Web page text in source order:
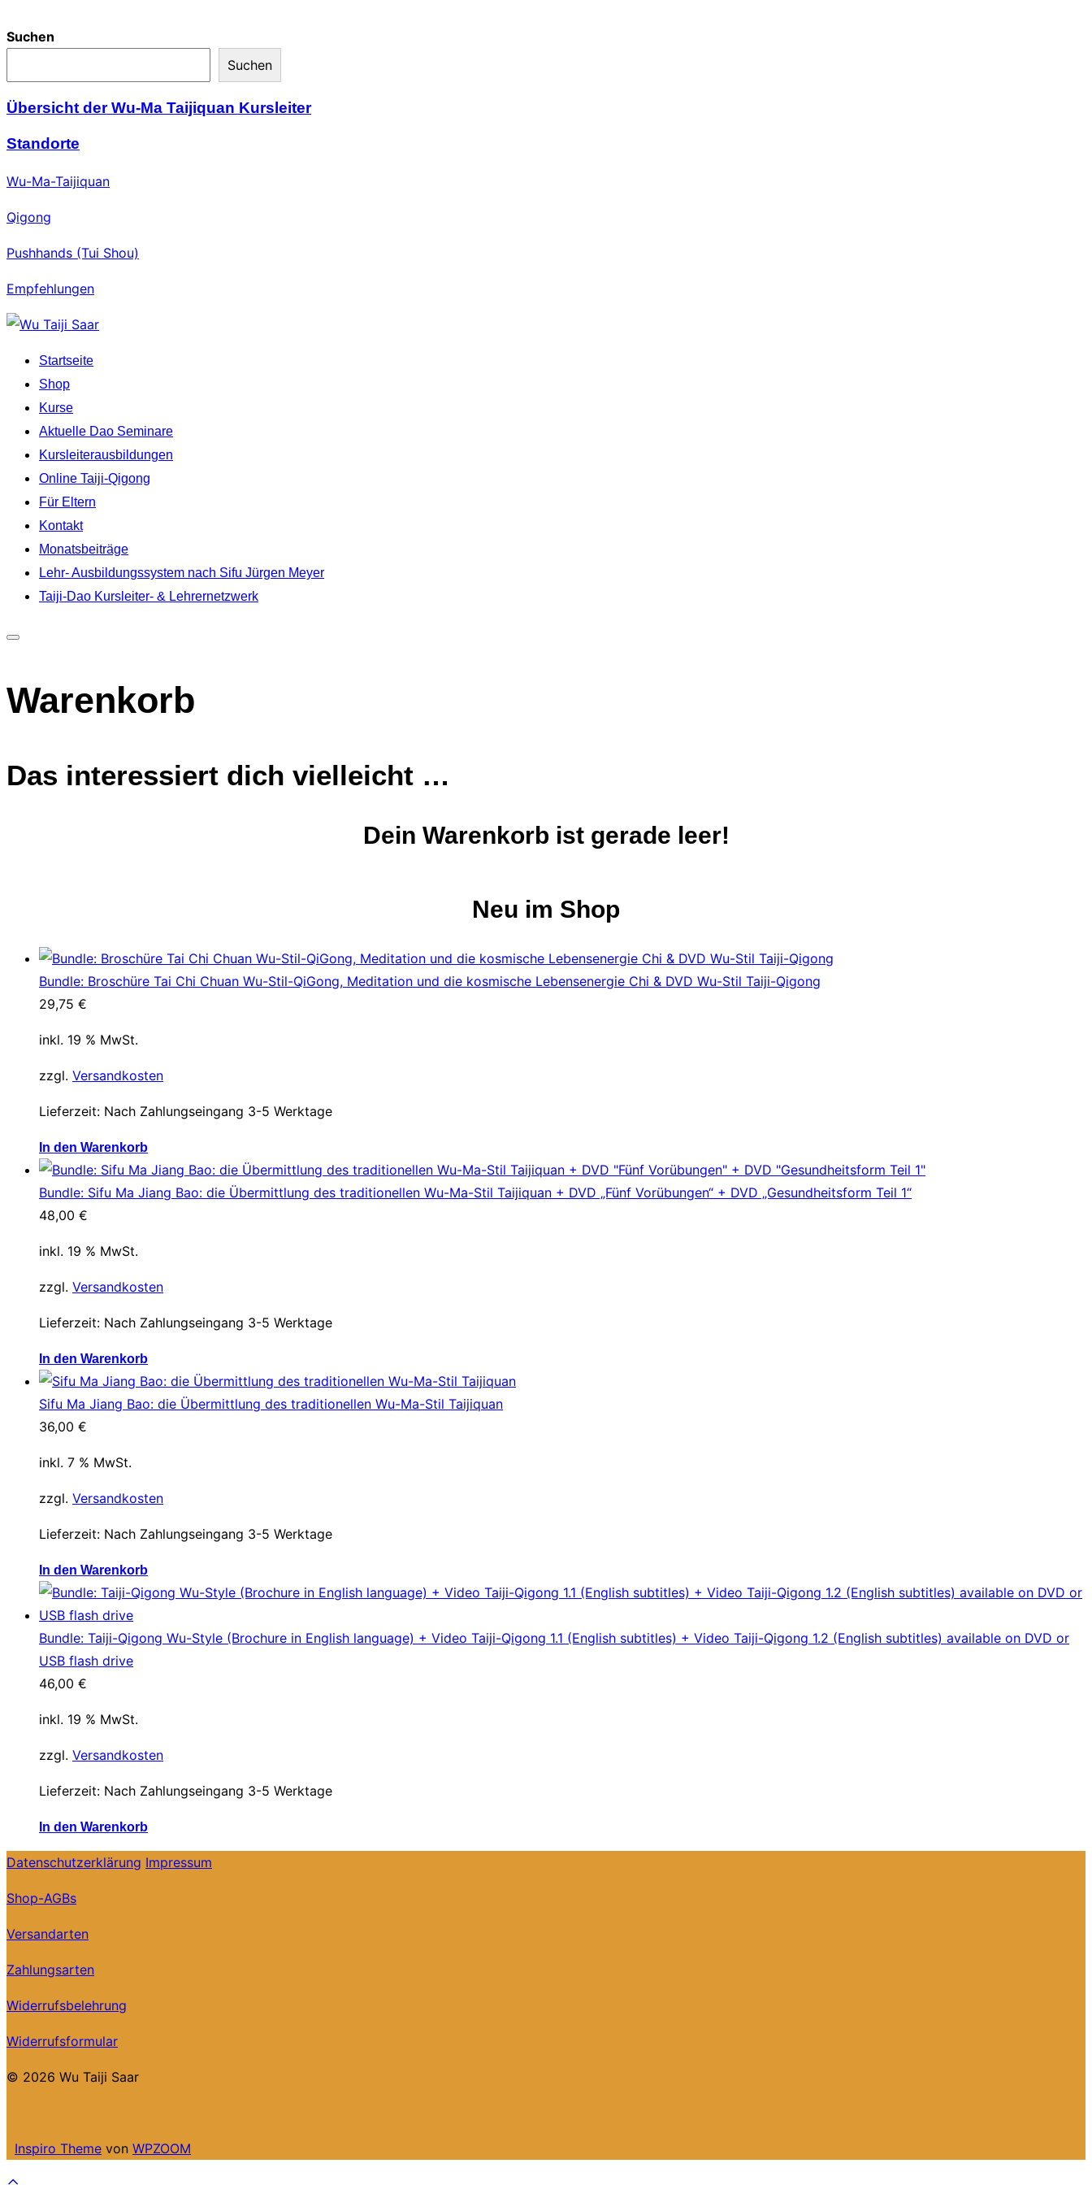
Suchen
Suchen
Übersicht der Wu-Ma Taijiquan Kursleiter
Standorte
Wu-Ma-Taijiquan
Qigong
Pushhands (Tui Shou)
Empfehlungen
Zum
springen
Startseite
Shop
Kurse
Aktuelle Dao Seminare
Kursleiterausbildungen
Online Taiji-Qigong
Für Eltern
Kontakt
Monatsbeiträge
Lehr- Ausbildungssystem nach Sifu Jürgen Meyer
Taiji-Dao Kursleiter- & Lehrernetzwerk
Navigation
umschalten
Warenkorb
Das interessiert dich vielleicht …
Dein Warenkorb ist gerade leer!
Neu im Shop
Bundle: Broschüre Tai Chi Chuan Wu-Stil-QiGong, Meditation und die kosmische Lebensenergie Chi & DVD Wu-Stil Taiji-Qigong
29,75 €
inkl. 19 % MwSt.
zzgl. Versandkosten
Lieferzeit: Nach Zahlungseingang 3-5 Werktage
In den Warenkorb
Bundle: Sifu Ma Jiang Bao: die Übermittlung des traditionellen Wu-Ma-Stil Taijiquan + DVD „Fünf Vorübungen“ + DVD „Gesundheitsform Teil 1“
48,00 €
inkl. 19 % MwSt.
zzgl. Versandkosten
Lieferzeit: Nach Zahlungseingang 3-5 Werktage
In den Warenkorb
Sifu Ma Jiang Bao: die Übermittlung des traditionellen Wu-Ma-Stil Taijiquan
36,00 €
inkl. 7 % MwSt.
zzgl. Versandkosten
Lieferzeit: Nach Zahlungseingang 3-5 Werktage
In den Warenkorb
Bundle: Taiji-Qigong Wu-Style (Brochure in English language) + Video Taiji-Qigong 1.1 (English subtitles) + Video Taiji-Qigong 1.2 (English subtitles) available on DVD or
USB flash drive
46,00 €
inkl. 19 % MwSt.
zzgl. Versandkosten
Lieferzeit: Nach Zahlungseingang 3-5 Werktage
In den Warenkorb
Datenschutzerklärung Impressum
Shop-AGBs
Versandarten
Zahlungsarten
Widerrufsbelehrung
Widerrufsformular
© 2026 Wu Taiji Saar
Inspiro Theme von WPZOOM